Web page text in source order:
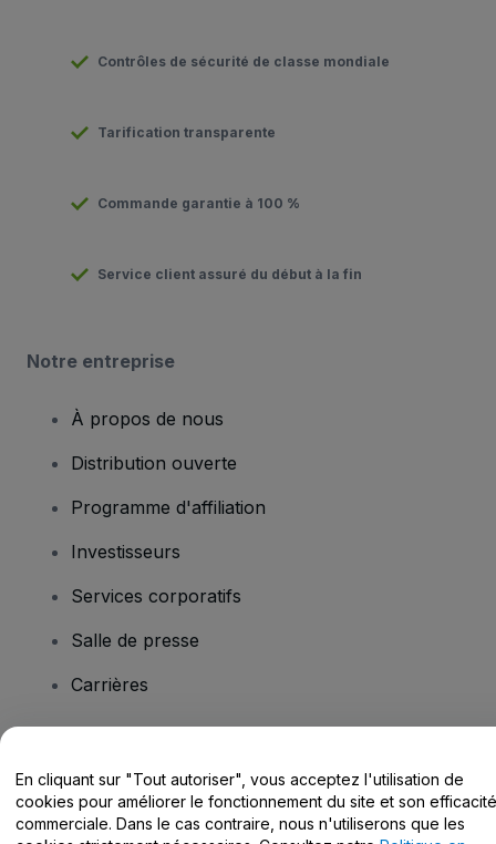
Contrôles de sécurité de classe mondiale
Tarification transparente
Commande garantie à 100 %
Service client assuré du début à la fin
Notre entreprise
À propos de nous
Distribution ouverte
Programme d'affiliation
Investisseurs
Services corporatifs
Salle de presse
Carrières
Centre d'assistance / Nous contacter
En cliquant sur "Tout autoriser", vous acceptez l'utilisation de
cookies pour améliorer le fonctionnement du site et son efficacité
commerciale. Dans le cas contraire, nous n'utiliserons que les